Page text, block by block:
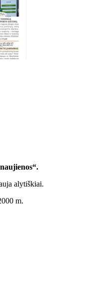
alytiškiai.
m.